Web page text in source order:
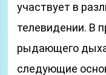
участвует в
телевидении. В
рыдающего
следующие